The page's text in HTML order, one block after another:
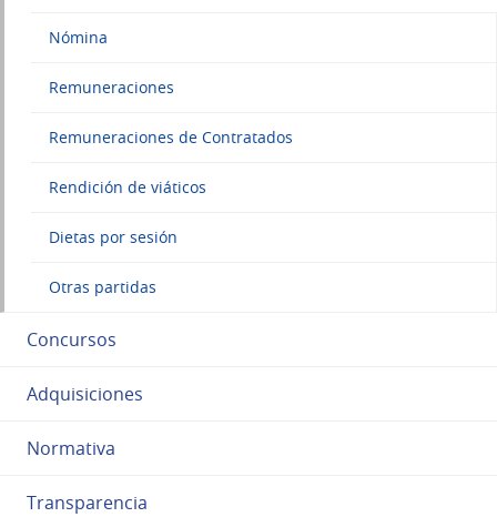
Nómina
Remuneraciones
Remuneraciones de Contratados
Rendición de viáticos
Dietas por sesión
Otras partidas
Concursos
Adquisiciones
Normativa
Transparencia